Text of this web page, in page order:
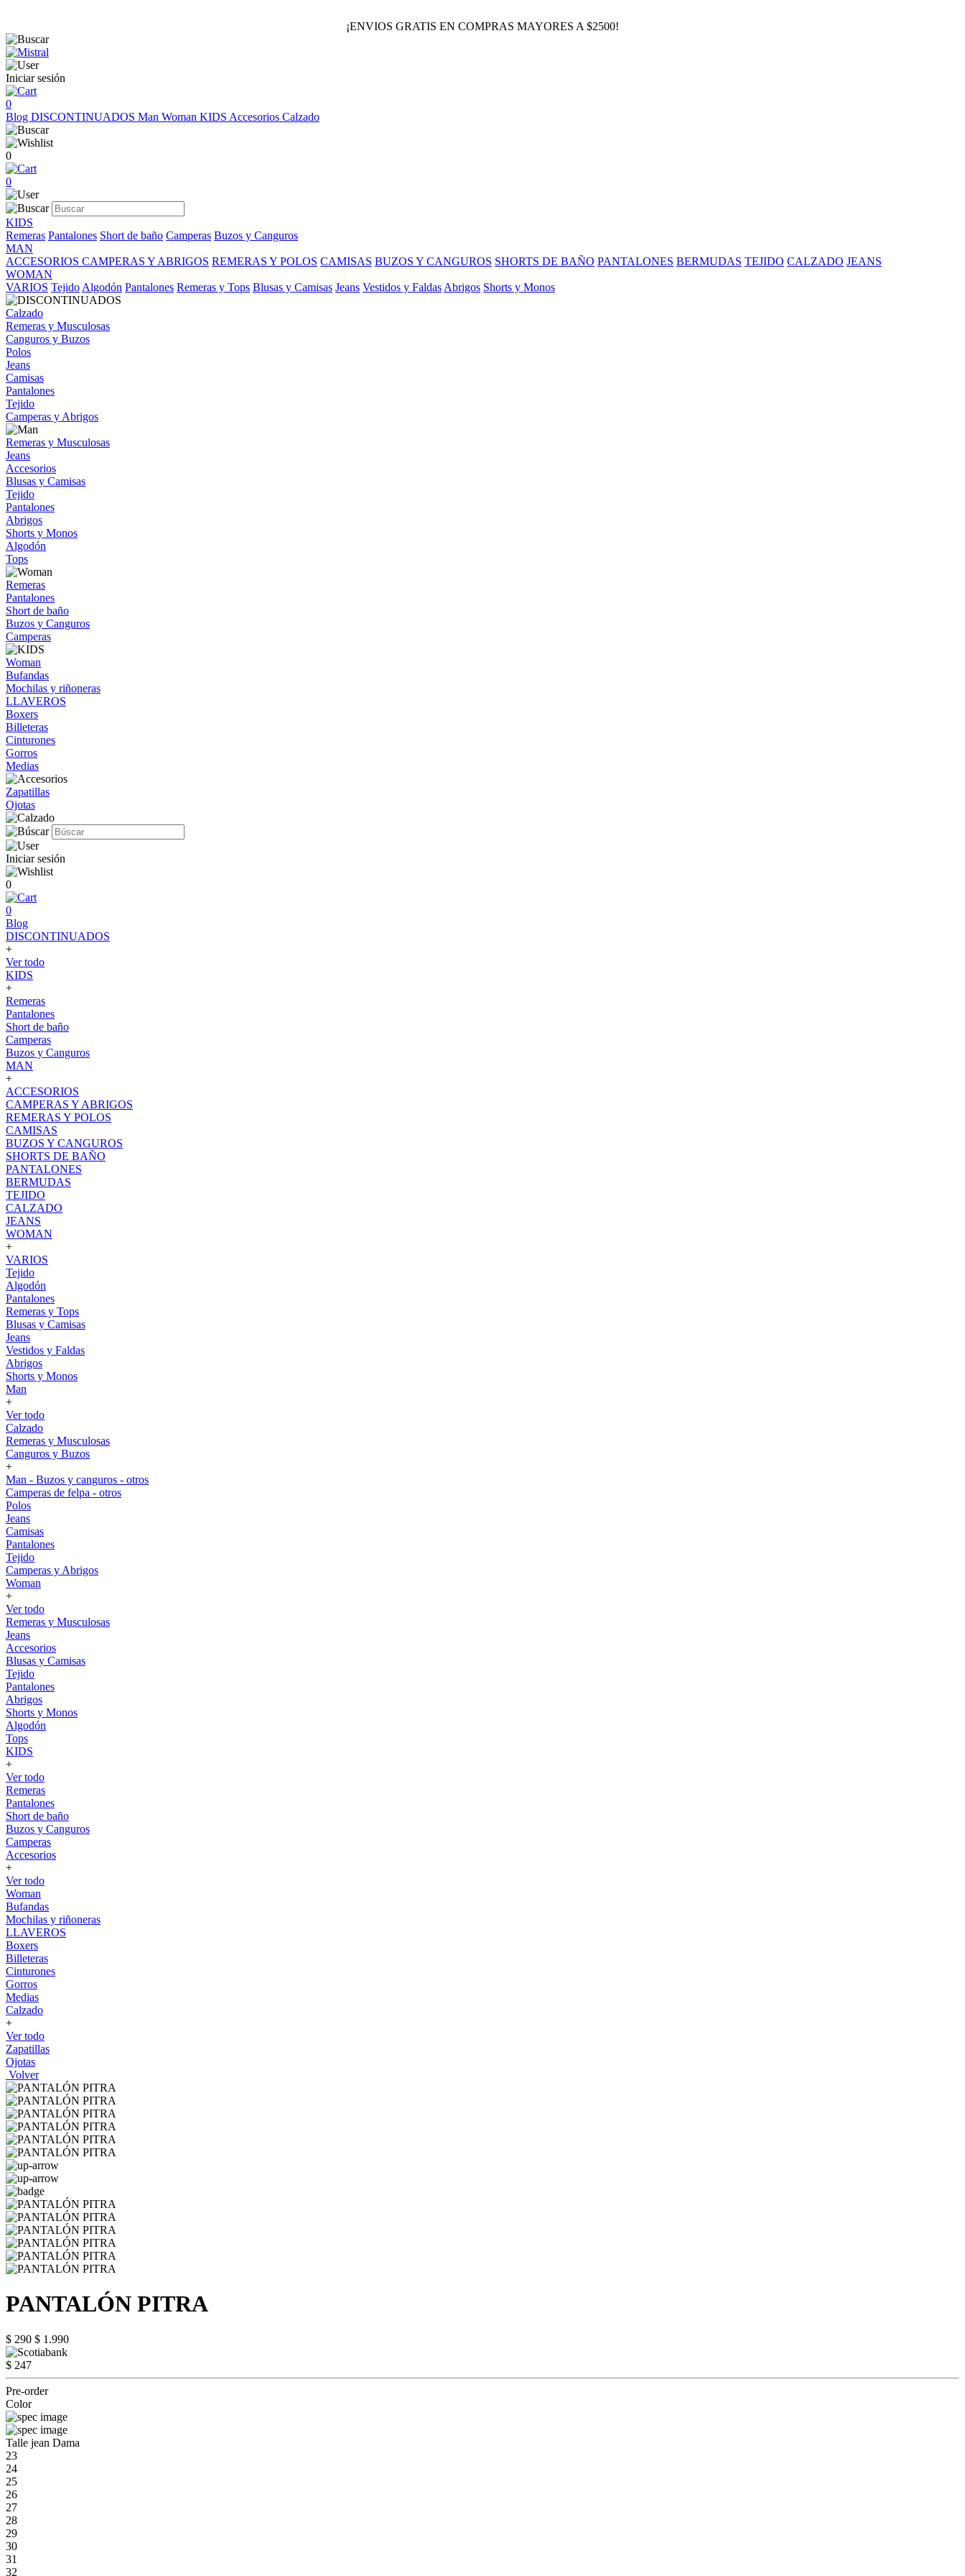
¡ENVIOS GRATIS EN COMPRAS MAYORES A $2500!
Iniciar sesión
0
Blog DISCONTINUADOS Man Woman KIDS Accesorios Calzado
0
0
KIDS
Remeras Pantalones Short de baño Camperas Buzos y Canguros
MAN
ACCESORIOS CAMPERAS Y ABRIGOS REMERAS Y POLOS CAMISAS BUZOS Y CANGUROS SHORTS DE BAÑO PANTALONES BERMUDAS TEJIDO CALZADO JEANS
WOMAN
VARIOS Tejido Algodón Pantalones Remeras y Tops Blusas y Camisas Jeans Vestidos y Faldas Abrigos Shorts y Monos
Calzado
Remeras y Musculosas
Canguros y Buzos
Polos
Jeans
Camisas
Pantalones
Tejido
Camperas y Abrigos
Remeras y Musculosas
Jeans
Accesorios
Blusas y Camisas
Tejido
Pantalones
Abrigos
Shorts y Monos
Algodón
Tops
Remeras
Pantalones
Short de baño
Buzos y Canguros
Camperas
Woman
Bufandas
Mochilas y riñoneras
LLAVEROS
Boxers
Billeteras
Cinturones
Gorros
Medias
Zapatillas
Ojotas
Iniciar sesión
0
0
Blog
DISCONTINUADOS
+
Ver todo
KIDS
+
Remeras
Pantalones
Short de baño
Camperas
Buzos y Canguros
MAN
+
ACCESORIOS
CAMPERAS Y ABRIGOS
REMERAS Y POLOS
CAMISAS
BUZOS Y CANGUROS
SHORTS DE BAÑO
PANTALONES
BERMUDAS
TEJIDO
CALZADO
JEANS
WOMAN
+
VARIOS
Tejido
Algodón
Pantalones
Remeras y Tops
Blusas y Camisas
Jeans
Vestidos y Faldas
Abrigos
Shorts y Monos
Man
+
Ver todo
Calzado
Remeras y Musculosas
Canguros y Buzos
+
Man - Buzos y canguros - otros
Camperas de felpa - otros
Polos
Jeans
Camisas
Pantalones
Tejido
Camperas y Abrigos
Woman
+
Ver todo
Remeras y Musculosas
Jeans
Accesorios
Blusas y Camisas
Tejido
Pantalones
Abrigos
Shorts y Monos
Algodón
Tops
KIDS
+
Ver todo
Remeras
Pantalones
Short de baño
Buzos y Canguros
Camperas
Accesorios
+
Ver todo
Woman
Bufandas
Mochilas y riñoneras
LLAVEROS
Boxers
Billeteras
Cinturones
Gorros
Medias
Calzado
+
Ver todo
Zapatillas
Ojotas
Volver
PANTALÓN PITRA
$ 290 $ 1.990
$ 247
Pre-order
Color
Talle jean Dama
23
24
25
26
27
28
29
30
31
32